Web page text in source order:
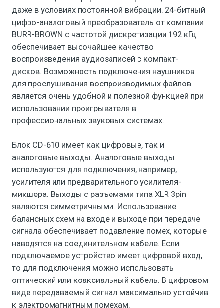
даже в условиях постоянной вибрации. 24-битный
цифро-аналоговый преобразователь от компании
BURR-BROWN с частотой дискретизации 192 кГц
обеспечивает высочайшее качество
воспроизведения аудиозаписей с компакт-
дисков. Возможность подключения наушников
для прослушивания воспроизводимых файлов
является очень удобной и полезной функцией при
использовании проигрывателя в
профессиональных звуковых системах.
Блок CD-610 имеет как цифровые, так и
аналоговые выходы. Аналоговые выходы
используются для подключения, например,
усилителя или предварительного усилителя-
микшера. Выходы с разъемами типа XLR 3pin
являются симметричными. Использование
балансных схем на входе и выходе при передаче
сигнала обеспечивает подавление помех, которые
наводятся на соединительном кабеле. Если
подключаемое устройство имеет цифровой вход,
то для подключения можно использовать
оптический или коаксиальный кабель. В цифровом
виде передаваемый сигнал максимально устойчив
к электромагнитным помехам.